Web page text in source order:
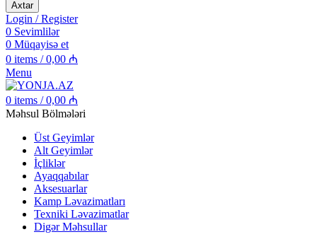
Axtar
Login / Register
0 Sevimlilər
0 Müqayisə et
0 items / 0,00 ₼
Menu
0 items / 0,00 ₼
Məhsul Bölmələri
Üst Geyimlər
Alt Geyimlər
İçliklər
Ayaqqabılar
Aksesuarlar
Kamp Ləvazimatları
Texniki Ləvazimatlar
Digər Məhsullar